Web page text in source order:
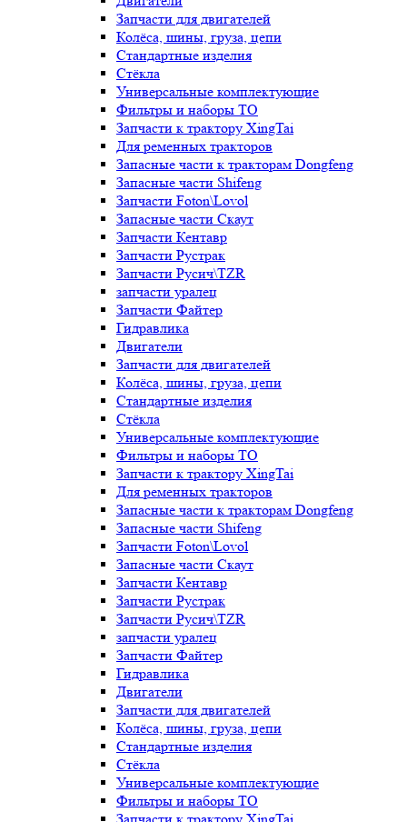
Запчасти для двигателей
Колёса, шины, груза, цепи
Стандартные изделия
Стёкла
Универсальные комплектующие
Фильтры и наборы ТО
Запчасти к трактору XingTai
Для ременных тракторов
Запасные части к тракторам Dongfeng
Запасные части Shifeng
Запчасти Foton\Lovol
Запасные части Скаут
Запчасти Кентавр
Запчасти Рустрак
Запчасти Русич\TZR
запчасти уралец
Запчасти Файтер
Гидравлика
Двигатели
Запчасти для двигателей
Колёса, шины, груза, цепи
Стандартные изделия
Стёкла
Универсальные комплектующие
Фильтры и наборы ТО
Запчасти к трактору XingTai
Для ременных тракторов
Запасные части к тракторам Dongfeng
Запасные части Shifeng
Запчасти Foton\Lovol
Запасные части Скаут
Запчасти Кентавр
Запчасти Рустрак
Запчасти Русич\TZR
запчасти уралец
Запчасти Файтер
Гидравлика
Двигатели
Запчасти для двигателей
Колёса, шины, груза, цепи
Стандартные изделия
Стёкла
Универсальные комплектующие
Фильтры и наборы ТО